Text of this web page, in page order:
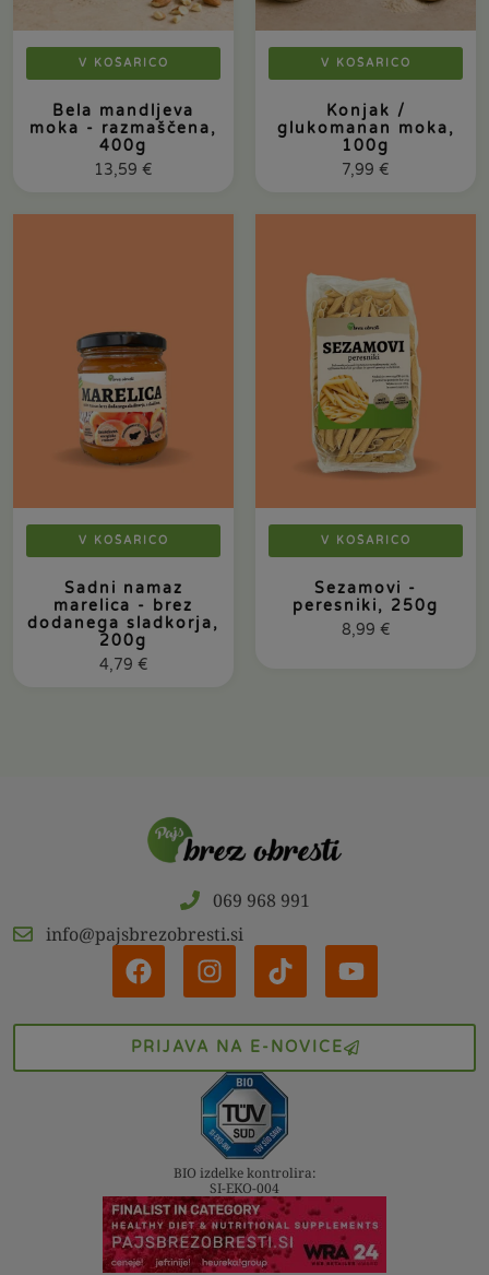
V KOŠARICO
Bela mandljeva
moka - razmaščena,
400g
13,59 €
V KOŠARICO
Konjak /
glukomanan moka,
100g
7,99 €
V KOŠARICO
Sadni namaz
marelica - brez
dodanega sladkorja,
200g
4,79 €
V KOŠARICO
Sezamovi -
peresniki, 250g
8,99 €
069 968 991
info@pajsbrezobresti.si
PRIJAVA NA E-NOVICE
BIO izdelke kontrolira:
SI-EKO-004